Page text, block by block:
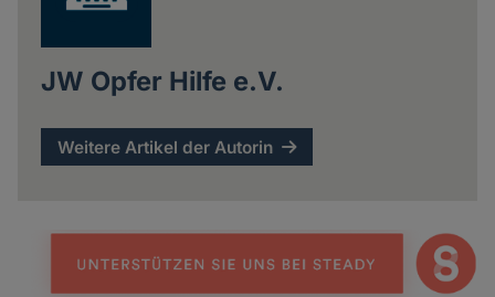
JW Opfer Hilfe e.V.
Weitere Artikel der Autorin